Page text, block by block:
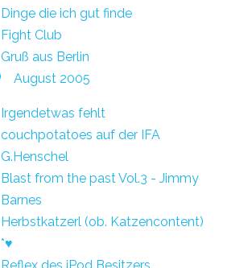
Dinge die ich gut finde
Fight Club
Gruß aus Berlin
August 2005
Irgendetwas fehlt
couchpotatoes auf der IFA
G.Henschel
Blast from the past Vol.3 - Jimmy
Barnes
Herbstkatzerl (ob. Katzencontent)
*♥